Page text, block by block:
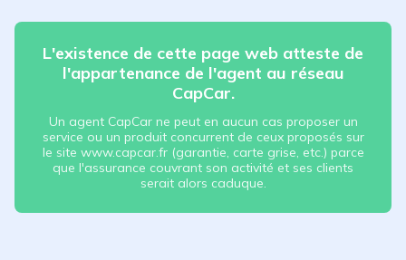
L'existence de cette page web atteste de
l'appartenance de l'agent au réseau
CapCar.
Un agent CapCar ne peut en aucun cas proposer un
service ou un produit concurrent de ceux proposés sur
le site www.capcar.fr (garantie, carte grise, etc.) parce
que l'assurance couvrant son activité et ses clients
serait alors caduque.